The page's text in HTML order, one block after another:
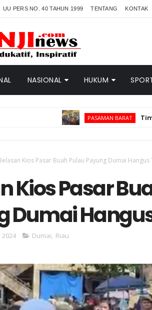
UU PERS NO. 40 TAHUN 1999 TENTANG KONTAK
NASIONAL HUKUM
PASAMAN BARAT Tim
Kios Pasar Buah Pulau Payung Dumai
Kios Pasar
Dumai
2024 Dumai, Riau